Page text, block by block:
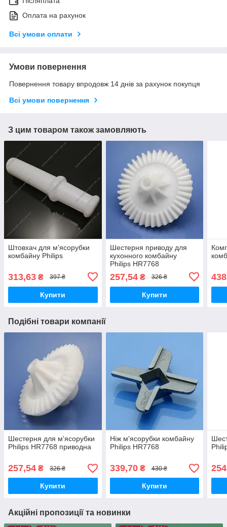
Оплата на рахунок
Всі умови оплати
Умови повернення
Повернення товару впродовж 14 днів за рахунок покупця
Всі умови повернення
З цим товаром також замовляють
Штовхач для м'ясорубки
комбайну Philips
313,63 ₴ 397 ₴
Купити
Шестерня приводу для
кухонного комбайну
Philips HR7768
257,54₴ 326 ₴
Купити
Подібні товари компанії
Шестерня для м'ясорубки
Philips HR7768 приводна
257,54 ₴ 326 ₴
Купити
Ніж м'ясорубки комбайну
Philips HR7768
339,70₴ 430 ₴
Купити
Акційні пропозиції та новинки